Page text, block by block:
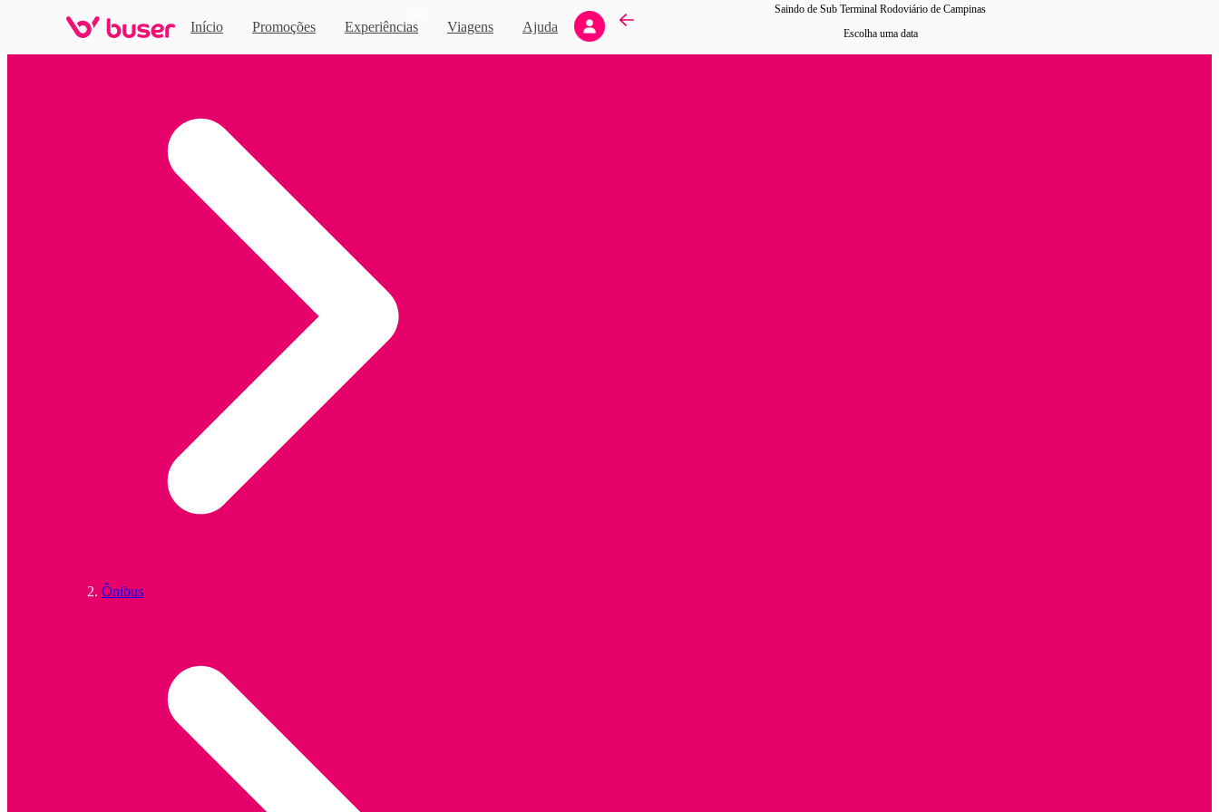
Início Promoções Experiências Viagens Ajuda
Saindo de Sub Terminal Rodoviário de Campinas
Escolha uma data
Ônibus